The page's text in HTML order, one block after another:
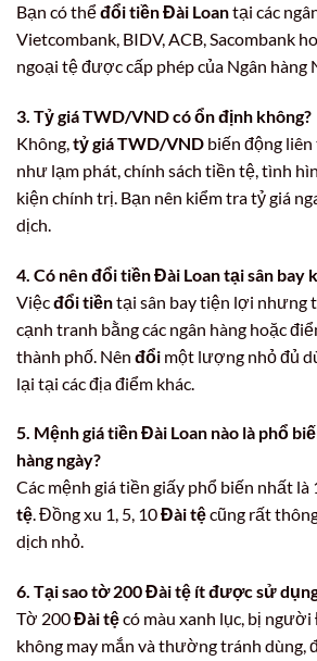
Bạn có thểđổi tiền Đài Loantại các
Vietcombank, BIDV, ACB, Sacombank
ngoại tệ được cấp phép của Ngân hàng
3. Tỷ giá TWD/VND có ổn định không?
Không,tỷ giá TWD/VND biến động
như lạm phát, chính sách tiền tệ, tình
kiện chính trị. Bạn nên kiểm tra tỷ giá
dịch.
4. Có nên đổi tiền Đài Loan tại sân bay
Việcđổi tiềntại sân bay tiện lợi nhưng
cạnh tranh bằng các ngân hàng hoặc
thành phố. Nên đổi một lượng nhỏ đủ
lại tại các địa điểm khác.
5. Mệnh giá tiền Đài Loan nào là phổ
hàng ngày?
Các mệnh giá tiền giấy phổ biến nhất là
tệ. Đồng xu 1, 5, 10Đài tệcũng rất
dịch nhỏ.
6. Tại sao tờ 200 Đài tệ ít được sử
Tờ 200Đài tệcó màu xanh lục, bị người
không may mắn và thường tránh dùng,